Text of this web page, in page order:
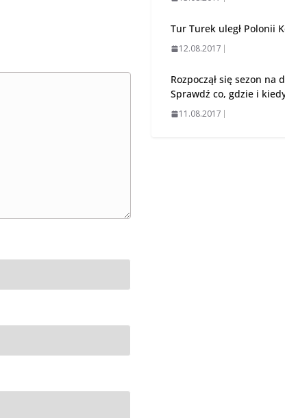
Tur Turek uległ Polonii
12.08.2017
Rozpoczął się sezon na
Sprawdź co, gdzie i
11.08.2017